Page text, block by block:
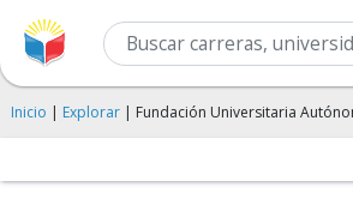
Inicio | Explorar | Fundación Universitaria